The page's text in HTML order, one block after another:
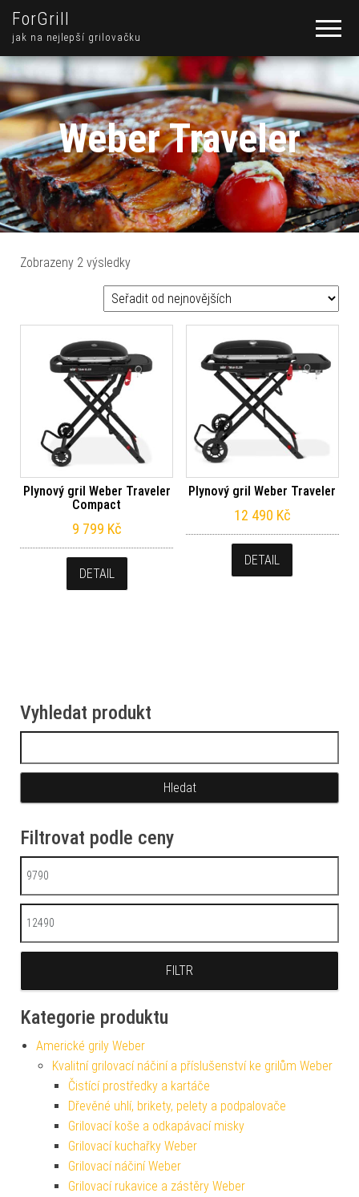
ForGrill
jak na nejlepší grilovačku
Weber Traveler
Zobrazeny 2 výsledkySeřazeno od nejnovějších
Plynový gril Weber Traveler
Compact
9 799 Kč
DETAIL
Plynový gril Weber Traveler
12 490 Kč
DETAIL
Vyhledat produkt
Filtrovat podle ceny
Minimální cena
Maximální cena
FILTR
Kategorie produktu
Americké grily Weber
Kvalitní grilovací náčiní a příslušenství ke grilům Weber
Čistící prostředky a kartáče
Dřevěné uhlí, brikety, pelety a podpalovače
Grilovací koše a odkapávací misky
Grilovací kuchařky Weber
Grilovací náčiní Weber
Grilovací rukavice a zástěry Weber